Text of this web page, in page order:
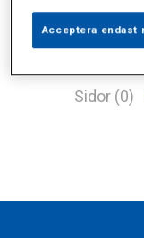
Sidor (0)
Acceptera endast